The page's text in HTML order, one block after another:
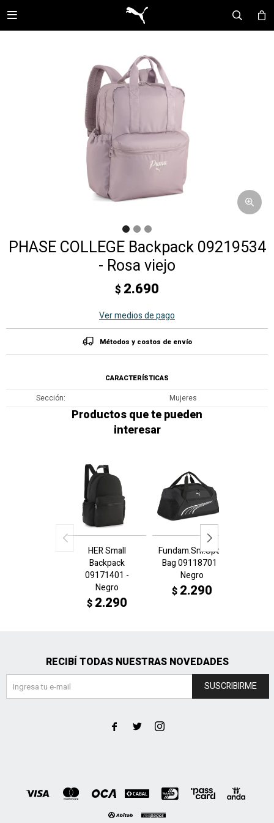

PHASE COLLEGE Backpack 09219534
- Rosa viejo
$ 2.690
Ver medios de pago
Métodos y costos de envío
CARACTERÍSTICAS
Sección Mujeres
Productos que te pueden
interesar
HER Small
Backpack
09171401 -
Negro
$ 2.290
Fundam.Sm.Sport
Bag 09118701 -
Negro
$ 2.290
RECIBÍ TODAS NUESTRAS NOVEDADES
SUSCRIBIRME
  